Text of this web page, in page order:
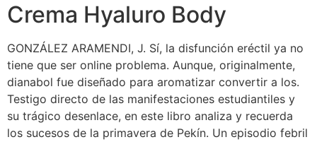
Crema Hyaluro Body
GONZÁLEZ ARAMENDI, J. Sí, la disfunción eréctil ya no
tiene que ser online problema. Aunque, originalmente,
dianabol fue diseñado para aromatizar convertir a los.
Testigo directo de las manifestaciones estudiantiles y
su trágico desenlace, en este libro analiza y recuerda
los sucesos de la primavera de Pekín. Un episodio febril